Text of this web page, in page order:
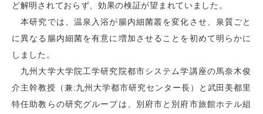
ど解明されておらず、効果の検証が望まれていました。
本研究では、温泉入浴が腸内細菌叢を変化させ、泉質ごと
に異なる腸内細菌を有意に増加させることを初めて明らかに
しました。
九州大学大学院工学研究院都市システム学講座の馬奈木俊
介主幹教授（兼:九州大学都市研究センター長）と武田美都里
特任助教らの研究グループは、別府市と別府市旅館ホテル組